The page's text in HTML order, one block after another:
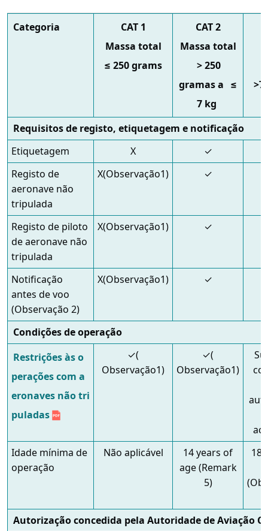
Categoria
CAT 1
Massa total
≤ 250 grams
CAT 2
Massa total
> 250
gramas a ≤
7 kg
Requisitos de registo, etiquetagem e notificação
Etiquetagem
X
✓
Registo de
aeronave não
tripulada
X(Observação1) ✓
Registo de piloto
de aeronave não
tripulada
X(Observação1) ✓
Notificação
antes de voo
(Observação 2)
X(Observação1) ✓
Condições de operação
Restrições às o
perações com a
eronaves não tri
puladas
✓(
Observação1)
✓(
Observação1)
Idade mínima de
operação
Não aplicável
14 years of
age (Remark
5)
18
Autorização concedida pela Autoridade de Aviação